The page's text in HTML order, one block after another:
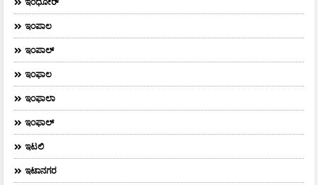
ಇಂಪಾಲ
ಇಂಪಾಲ್‌
ಇಂಫಾಲ
ಇಂಫಾಲಾ
ಇಂಫಾಲ್
ಇಟಲಿ
ಇಟಾನಗರ